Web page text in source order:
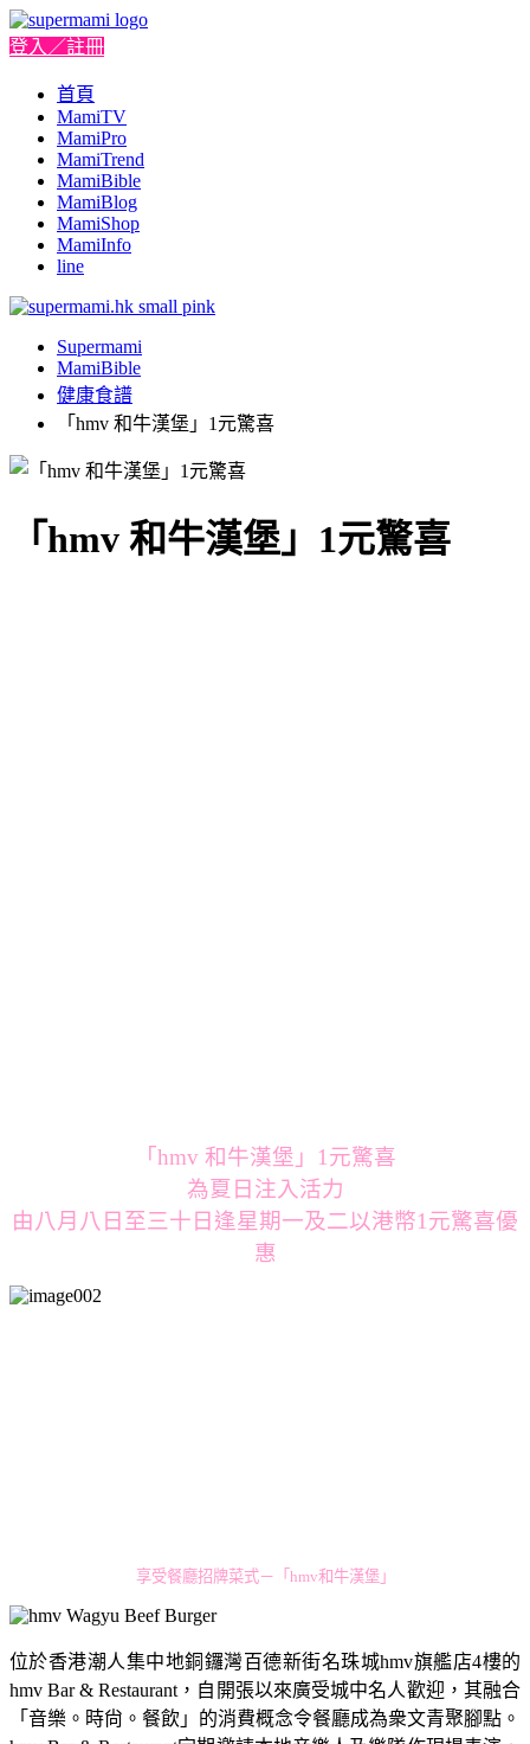
登入／註冊
首頁
MamiTV
MamiPro
MamiTrend
MamiBible
MamiBlog
MamiShop
MamiInfo
line
Supermami
MamiBible
健康食譜
「hmv 和牛漢堡」1元驚喜
「hmv 和牛漢堡」1元驚喜
「hmv 和牛漢堡」1元驚喜
為夏日注入活力
由八月八日至三十日逢星期一及二以港幣1元驚喜優
惠
享受餐廳招牌菜式－「hmv和牛漢堡」
位於香港潮人集中地銅鑼灣百德新街名珠城hmv旗艦店4樓的
hmv Bar & Restaurant，自開張以來廣受城中名人歡迎，其融合
「音樂。時尙。餐飲」的消費概念令餐廳成為衆文青聚腳點。